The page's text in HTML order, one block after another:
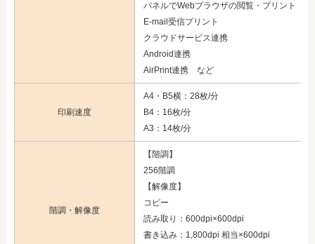
パネルでWebブラウザの閲覧・プリント
E-mail受信プリント
クラウドサービス連携
Android連携
AirPrint連携 など
印刷速度
A4・B5横：28枚/分
B4：16枚/分
A3：14枚/分
階調・解像度
【階調】
256階調
【解像度】
コピー
読み取り：600dpi×600dpi
書き込み：1,800dpi 相当×600dpi